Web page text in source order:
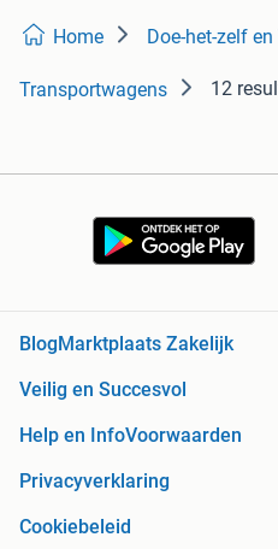
Home Doe-het-zelf
Transportwagens 12
Blog Marktplaats Zakelijk
Veilig en Succesvol
Help en InfoVoorwaarden
Privacyverklaring
Cookiebeleid